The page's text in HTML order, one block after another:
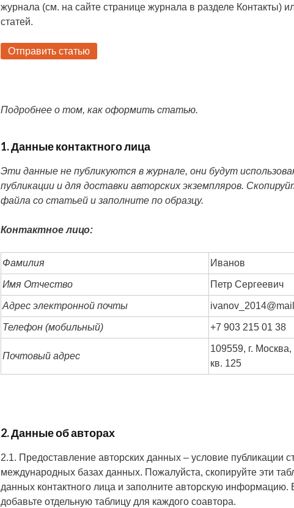
журнала (см. на сайте странице журнала в разделе Контакты)
статей.
Отправить статью
Подробнее о том, как оформить статью.
1. Данные контактного лица
Эти данные не публикуются в журнале, они будут
публикации и для доставки авторских экземпляров.
файла со статьей и заполните по образцу.
Контактное лицо:
Фамилия Иванов
Имя Отчество Петр Сергеевич
Адрес электронной почты
Телефон (мобильный) +7 903 215 01 38
Почтовый адрес
109559, г.
кв. 125
2. Данные об авторах
2.1. Предоставление авторских данных – условие публикации
международных базах данных. Пожалуйста, скопируйте эти
данных контактного лица и заполните авторскую информацию.
добавьте отдельную таблицу для каждого соавтора.